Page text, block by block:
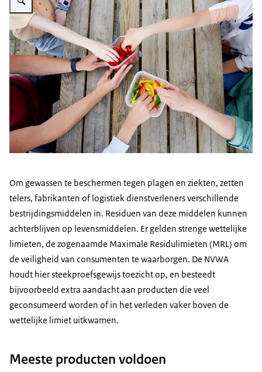
Om gewassen te beschermen tegen plagen en ziekten, zetten
telers, fabrikanten of logistiek dienstverleners verschillende
bestrijdingsmiddelen in. Residuen van deze middelen kunnen
achterblijven op levensmiddelen. Er gelden strenge wettelijke
limieten, de zogenaamde Maximale Residulimieten (MRL) om
de veiligheid van consumenten te waarborgen. De NVWA
houdt hier steekproefsgewijs toezicht op, en besteedt
bijvoorbeeld extra aandacht aan producten die veel
geconsumeerd worden of in het verleden vaker boven de
wettelijke limiet uitkwamen.
Meeste producten voldoen